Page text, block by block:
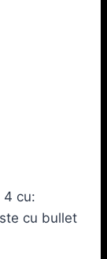
4 cu:
cu bullet